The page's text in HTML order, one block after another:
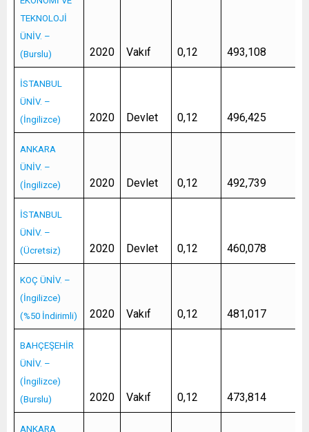
TEKNOLOJİ
ÜNİV. –
(Burslu)
2020 Vakıf 0,12 493,108
İSTANBUL
ÜNİV. –
(İngilizce)
2020 Devlet 0,12 496,425
ANKARA
ÜNİV. –
(İngilizce)
2020 Devlet 0,12 492,739
İSTANBUL
ÜNİV. –
(Ücretsiz)
2020 Devlet 0,12 460,078
KOÇ ÜNİV. –
(İngilizce)
(%50 İndirimli)
2020 Vakıf 0,12 481,017
BAHÇEŞEHİR
ÜNİV. –
(İngilizce)
(Burslu)
2020 Vakıf 0,12 473,814
ANKARA